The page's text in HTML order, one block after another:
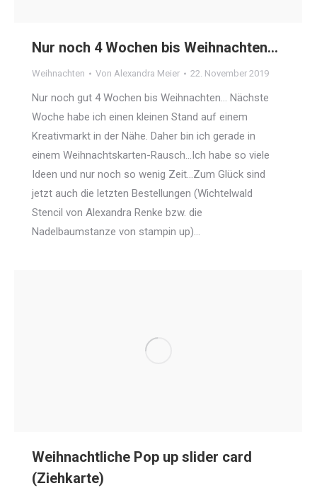
Nur noch 4 Wochen bis Weihnachten…
Weihnachten Von Alexandra Meier 22. November 2019
Nur noch gut 4 Wochen bis Weihnachten… Nächste
Woche habe ich einen kleinen Stand auf einem
Kreativmarkt in der Nähe. Daher bin ich gerade in
einem Weihnachtskarten-Rausch…Ich habe so viele
Ideen und nur noch so wenig Zeit…Zum Glück sind
jetzt auch die letzten Bestellungen (Wichtelwald
Stencil von Alexandra Renke bzw. die
Nadelbaumstanze von stampin up)…
Weihnachtliche Pop up slider card
(Ziehkarte)